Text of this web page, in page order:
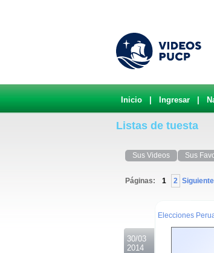
Inicio Ingresar
Listas de tuesta
Sus Videos Sus
Páginas: 1 2 Siguiente
30/03
2014
Elecciones